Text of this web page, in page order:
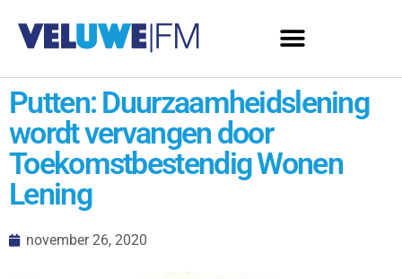
Putten: Duurzaamheidslening
wordt vervangen door
Toekomstbestendig Wonen
Lening
november 26, 2020